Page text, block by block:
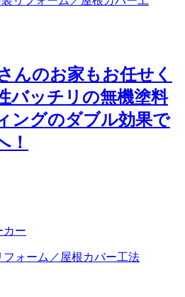
んのお家もお任せく
バッチリの無機塗料
ングのダブル効果で
！
カー